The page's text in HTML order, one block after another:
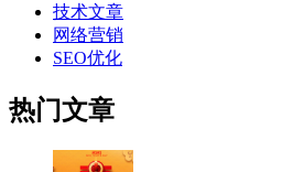
技术文章
网络营销
SEO优化
热门文章